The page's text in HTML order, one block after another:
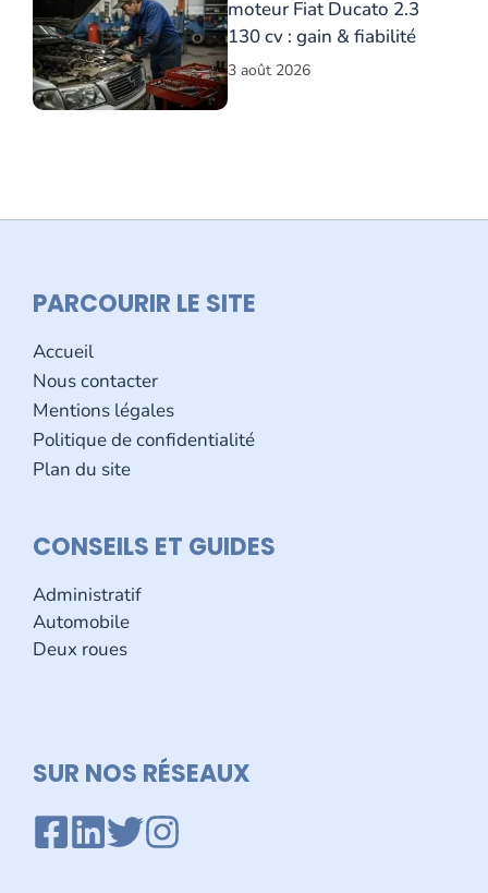
moteur Fiat Ducato 2.3
130 cv : gain & fiabilité
3 août 2026
PARCOURIR LE SITE
Accueil
Nous contacter
Mentions légales
Politique de confidentialité
Plan du site
CONSEILS ET GUIDES
Administratif
Automobile
Deux roues
SUR NOS RÉSEAUX